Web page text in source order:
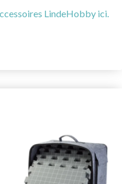
LindeHobby ici.